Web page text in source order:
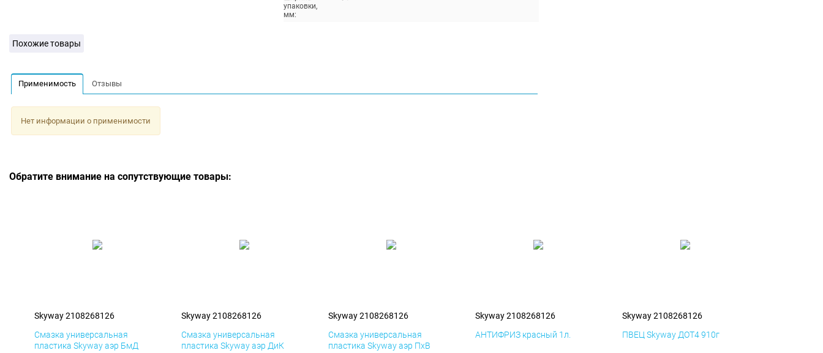
упаковки,
мм:
Похожие товары
Применимость Отзывы
Нет информации о применимости
Обратите внимание на сопутствующие товары:
Skyway 2108268126
Смазка универсальная
пластика Skyway аэр БмД
Skyway 2108268126
Смазка универсальная
пластика Skyway аэр ДиК
Skyway 2108268126
Смазка универсальная
пластика Skyway аэр ПхВ
Skyway 2108268126
АНТИФРИЗ красный 1л.
Skyway 2108268126
ПВЕЦ Skyway ДОТ4 910г